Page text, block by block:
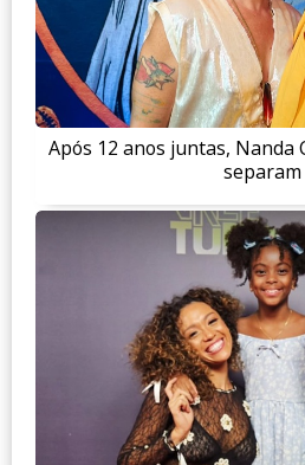
Após 12 anos juntas, Nanda
separam